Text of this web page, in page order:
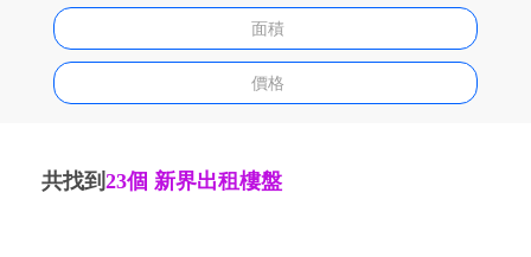
共找到 23個 新界出租樓盤